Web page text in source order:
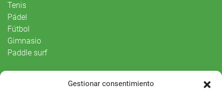
Gestionar consentimiento
Tenis
Pádel
Fútbol
Gimnasio
Paddle surf